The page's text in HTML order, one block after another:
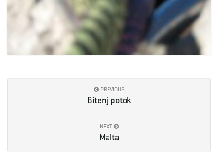
PREVIOUS
Bitenj potok
NEXT
Malta